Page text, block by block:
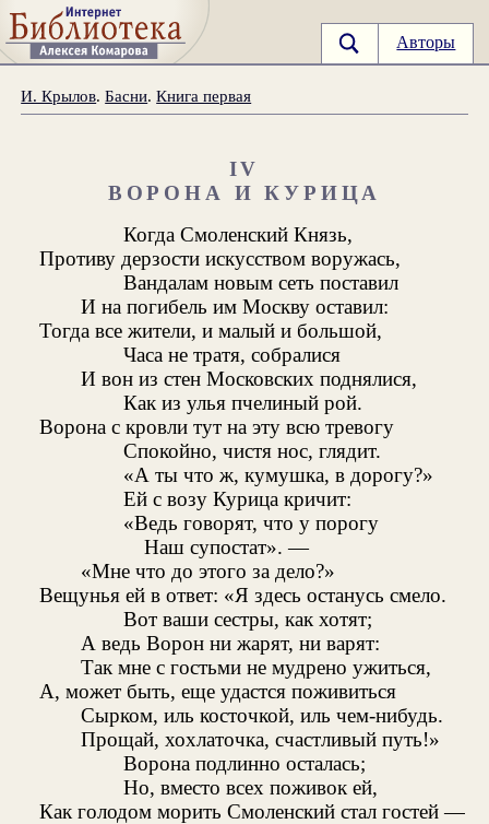
Авторы
И. Крылов.Басни.Книга первая
IV
ВОРОНА И КУРИЦА
Когда Смоленский Князь,
Противу дерзости искусством воружась,
Вандалам новым сеть поставил
И на погибель им Москву оставил:
Тогда все жители, и малый и большой,
Часа не тратя, собралися
И вон из стен Московских поднялися,
Как из улья пчелиный рой.
Ворона с кровли тут на эту всю тревогу
Спокойно, чистя нос, глядит.
«А ты что ж, кумушка, в дорогу?»
Ей с возу Курица кричит:
«Ведь говорят, что у порогу
Наш супостат». —
«Мне что до этого за дело?»
Вещунья ей в ответ: «Я здесь останусь смело.
Вот ваши сестры, как хотят;
А ведь Ворон ни жарят, ни варят:
Так мне с гостьми не мудрено ужиться,
А, может быть, еще удастся поживиться
Сырком, иль косточкой, иль чем-нибудь.
Прощай, хохлаточка, счастливый путь!»
Ворона подлинно осталась;
Но, вместо всех поживок ей,
Как голодом морить Смоленский стал гостей —